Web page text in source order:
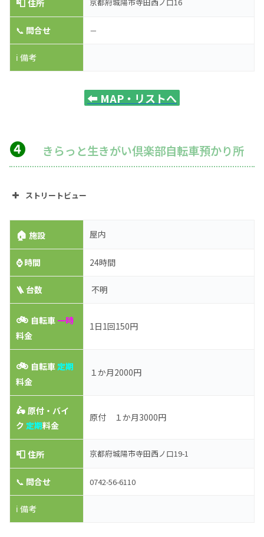
住所
📞 問合せ －
ℹ️ 備考
⬅️ MAP・リストへ
❹ きらっと生きがい倶楽部自転車預かり所
ストリートビュー
🏠施設 屋内
⌚時間 24時間
🪜 台数 不明
🚲 自転車 一時
料金
1日1回150円
🚲 自転車定期
料金
１か月2000円
🛵原付・バイ
ク定期料金
原付 １か月3000円
📮住所 京都府城陽市寺田西ノ口19-1
📞 問合せ 0742-56-6110
ℹ️ 備考